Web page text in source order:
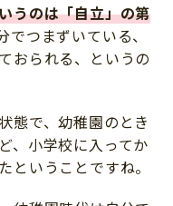
うのは「自立」の第
つまずいている、
おられる、というの
態で、幼稚園のとき
、小学校に入ってか
ということですね。